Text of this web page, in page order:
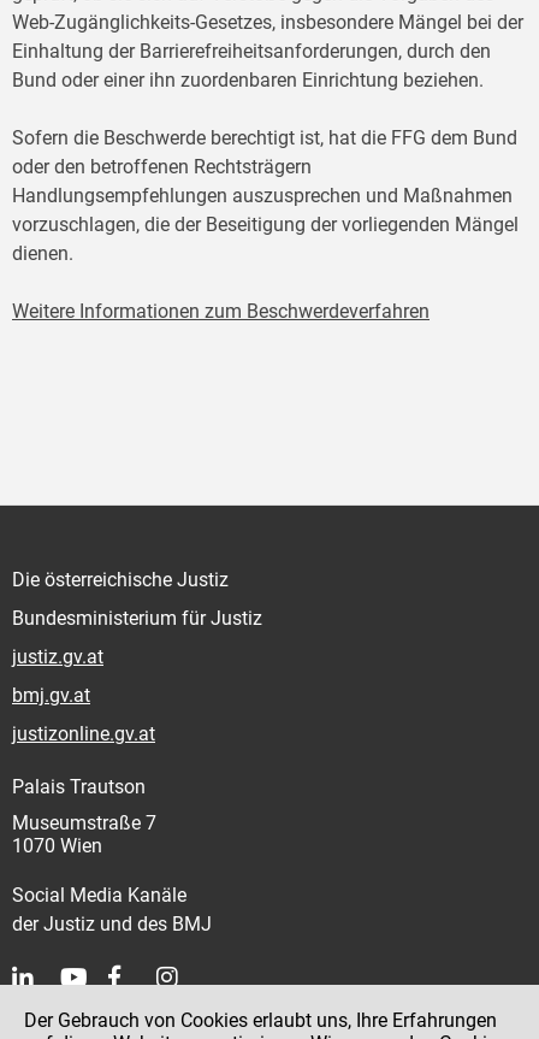
Web-Zugänglichkeits-Gesetzes, insbesondere Mängel bei der
Einhaltung der Barrierefreiheitsanforderungen, durch den
Bund oder einer ihn zuordenbaren Einrichtung beziehen.
Sofern die Beschwerde berechtigt ist, hat die FFG dem Bund
oder den betroffenen Rechtsträgern
Handlungsempfehlungen auszusprechen und Maßnahmen
vorzuschlagen, die der Beseitigung der vorliegenden Mängel
dienen.
Weitere Informationen zum Beschwerdeverfahren
Die österreichische Justiz
Bundesministerium für Justiz
justiz.gv.at
bmj.gv.at
justizonline.gv.at
Palais Trautson
Museumstraße 7
1070 Wien
Social Media Kanäle
der Justiz und des BMJ
Kontakt
Der Gebrauch von Cookies erlaubt uns, Ihre Erfahrungen